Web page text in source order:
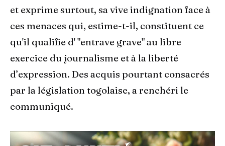
et exprime surtout, sa vive indignation face à
ces menaces qui, estime-t-il, constituent ce
qu'il qualifie d' "entrave grave" au libre
exercice du journalisme et à la liberté
d’expression. Des acquis pourtant consacrés
par la législation togolaise, a renchéri le
communiqué.